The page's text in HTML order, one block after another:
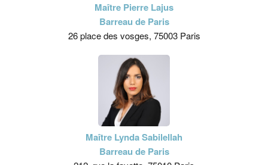
Maître Pierre Lajus
Barreau de Paris
26 place des vosges, 75003 Paris
Maître Lynda Sabilellah
Barreau de Paris